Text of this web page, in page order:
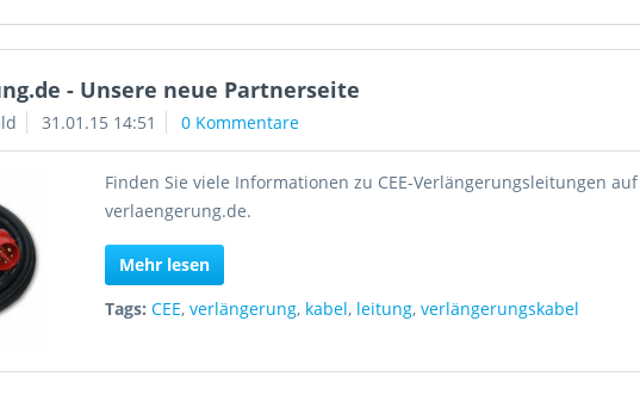
- Unsere neue Partnerseite
31.01.15 14:51 0 Kommentare
Finden Sie viele Informationen zu CEE-Verlängerungsleitungen
verlaengerung.de.
Mehr lesen
Tags: CEE,verlängerung, kabel, leitung,verlängerungskabel